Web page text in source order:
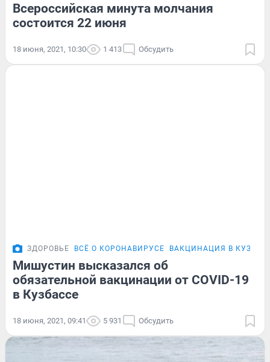
Всероссийская минута молчания
состоится 22 июня
18 июня, 2021, 10:30 1 413 Обсудить
ЗДОРОВЬЕ ВСЁ О КОРОНАВИРУСЕ ВАКЦИНАЦИЯ В
Мишустин высказался об
обязательной вакцинации от COVID-19
в Кузбассе
18 июня, 2021, 09:41 5 931 Обсудить